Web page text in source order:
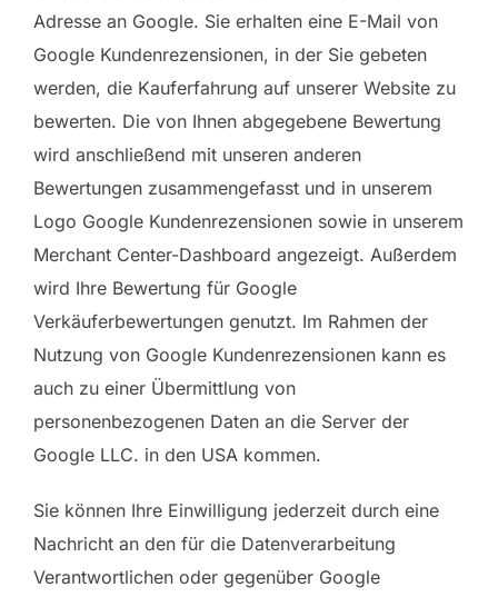
Adresse an Google. Sie erhalten eine E-Mail von
Google Kundenrezensionen, in der Sie gebeten
werden, die Kauferfahrung auf unserer Website zu
bewerten. Die von Ihnen abgegebene Bewertung
wird anschließend mit unseren anderen
Bewertungen zusammengefasst und in unserem
Logo Google Kundenrezensionen sowie in unserem
Merchant Center-Dashboard angezeigt. Außerdem
wird Ihre Bewertung für Google
Verkäuferbewertungen genutzt. Im Rahmen der
Nutzung von Google Kundenrezensionen kann es
auch zu einer Übermittlung von
personenbezogenen Daten an die Server der
Google LLC. in den USA kommen.
Sie können Ihre Einwilligung jederzeit durch eine
Nachricht an den für die Datenverarbeitung
Verantwortlichen oder gegenüber Google